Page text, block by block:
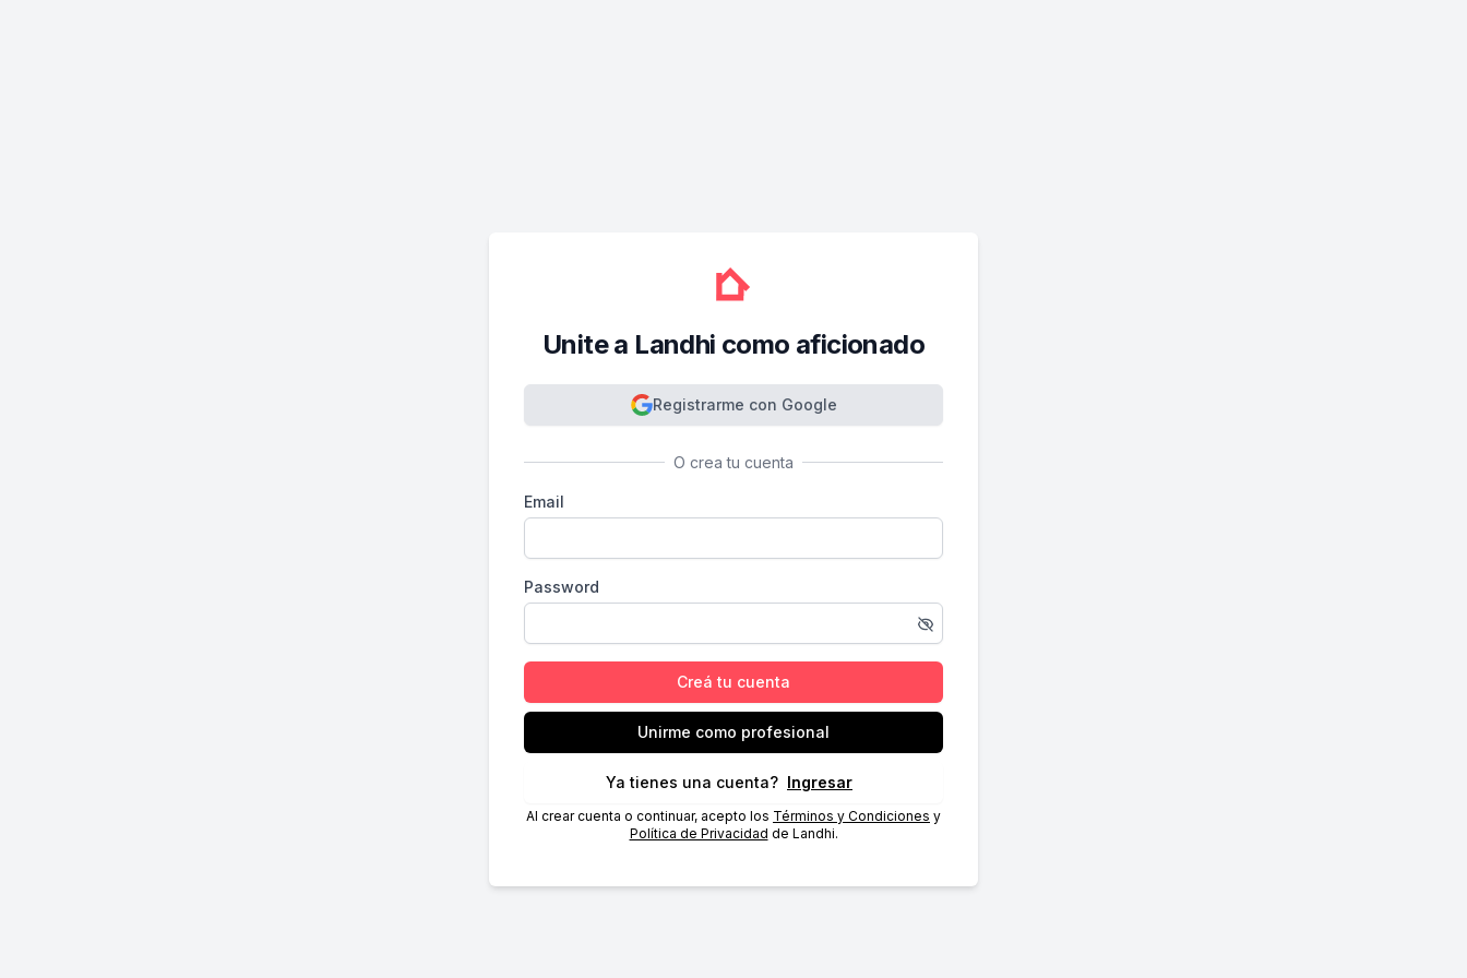
Unite a Landhi como aficionado
Registrarme con Google
O crea tu cuenta
Email
Password
Creá tu cuenta
Unirme como profesional
Ya tienes una cuenta? Ingresar
Al crear cuenta o continuar, acepto los Términos y Condiciones y
Política de Privacidad de Landhi.